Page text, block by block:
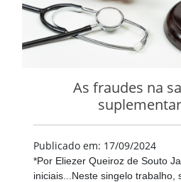
As fraudes na
suplementar
Publicado em: 17/09/2024
*Por Eliezer Queiroz de Souto
iniciais...Neste singelo trabalho,